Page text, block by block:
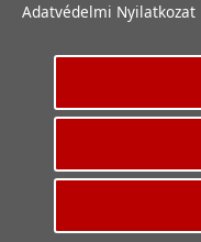
Adatvédelmi Nyilatkozat